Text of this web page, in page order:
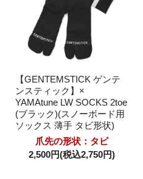
【GENTEMSTICK ゲンテ
ンスティック】×
YAMAtune LW SOCKS 2toe
(ブラック)(スノーボード用
ソックス 薄手 タビ形状)
爪先の形状：タビ
2,500円(税込2,750円)